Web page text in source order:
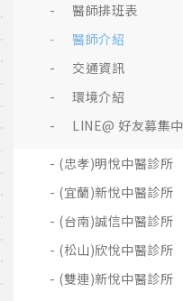
醫師排班表
醫師介紹
交通資訊
環境介紹
LINE@ 好友募集中
(忠孝)明悅中醫診所
(宜蘭)新悅中醫診所
(台南)誠信中醫診所
(松山)欣悅中醫診所
(雙連)新悅中醫診所